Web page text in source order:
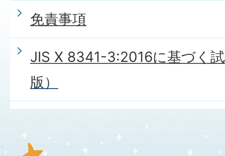
免責事項
JIS X 8341-3:2016に基づく
版）